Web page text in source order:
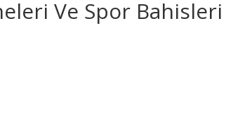
Ve Spor Bahisleri